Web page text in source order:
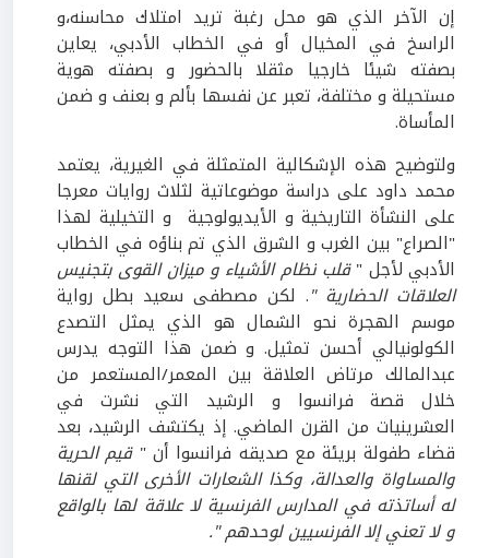
إن الآخر الذي هو محل رغبة تريد امتلاك محاسنه،و
الراسخ في المخيال أو في الخطاب الأدبي، يعاين
بصفته شيئا خارجيا مثقلا بالحضور و بصفته هوية
مستحيلة و مختلفة، تعبر عن نفسها بألم و بعنف و ضمن
المأساة.
ولتوضيح هذه الإشكالية المتمثلة في الغيرية، يعتمد
محمد داود على دراسة موضوعاتية لثلاث روايات معرجا
على النشأة التاريخية و الأيديولوجية و التخيلية لهذا
"الصراع" بين الغرب و الشرق الذي تم بناؤه في الخطاب
الأدبي لأجل "قلب نظام الأشياء و ميزان القوى بتجنيس
العلاقات الحضارية ". لكن مصطفى سعيد بطل رواية
موسم الهجرة نحو الشمال هو الذي يمثل التصدع
الكولونيالي أحسن تمثيل. و ضمن هذا التوجه يدرس
عبدالمالك مرتاض العلاقة بين المعمر/المستعمر من
خلال قصة فرانسوا و الرشيد التي نشرت في
العشرينيات من القرن الماضي. إذ يكتشف الرشيد، بعد
قضاء طفولة بريئة مع صديقه فرانسوا أن "قيم الحرية
والمساواة والعدالة، وكذا الشعارات الأخرى التي لقنها
له أساتذته في المدارس الفرنسية لا علاقة لها بالواقع
و لا تعني إلا الفرنسيين لوحدهم ".